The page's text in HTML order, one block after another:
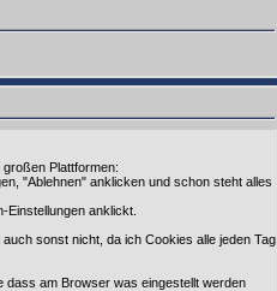
Plattformen:
"Ablehnen" anklicken und schon steht alles
anklickt.
sonst nicht, da ich Cookies alle jeden Tag
dass am Browser was eingestellt werden